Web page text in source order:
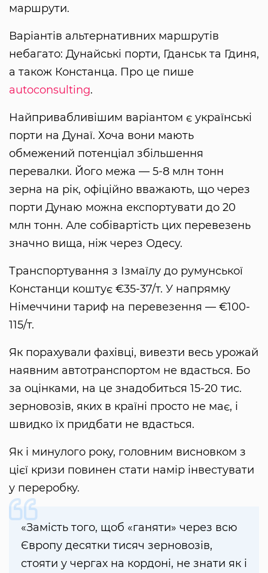
маршрути.
Варіантів альтернативних маршрутів
небагато: Дунайські порти, Гданськ та Гдиня,
а також Констанца. Про це пише
autoconsulting.
Найпривабливішим варіантом є українські
порти на Дунаї. Хоча вони мають
обмежений потенціал збільшення
перевалки. Його межа — 5-8 млн тонн
зерна на рік, офіційно вважають, що через
порти Дунаю можна експортувати до 20
млн тонн. Але собівартість цих перевезень
значно вища, ніж через Одесу.
Транспортування з Ізмаїлу до румунської
Констанци коштує €35-37/т. У напрямку
Німеччини тариф на перевезення — €100-
115/т.
Як порахували фахівці, вивезти весь урожай
наявним автотранспортом не вдасться. Бо
за оцінками, на це знадобиться 15-20 тис.
зерновозів, яких в країні просто не має, і
швидко їх придбати не вдасться.
Як і минулого року, головним висновком з
цієї кризи повинен стати намір інвестувати
у переробку.
«Замість того, щоб «ганяти» через всю
Європу десятки тисяч зерновозів,
стояти у чергах на кордоні, не знати як і